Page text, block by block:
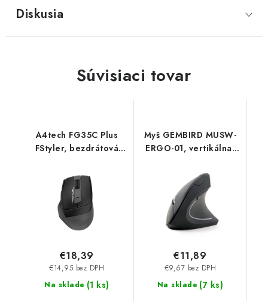
Diskusia
Súvisiaci tovar
A4tech FG35C Plus
FStyler, bezdrátová
2,4GHz, šedá
FG35CPLUS-GY A4Tech
Na sklade (1 ks)
€14,95 bez DPH
€18,39
Myš GEMBIRD MUSW-
ERGO-01, vertikálna,
USB, čierna Gembird
Na sklade (7 ks)
€9,67 bez DPH
€11,89